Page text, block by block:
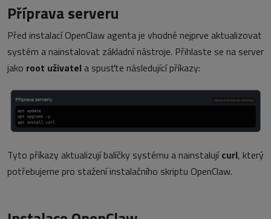
Příprava serveru
Před instalací OpenClaw agenta je vhodné nejprve aktualizovat
systém a nainstalovat základní nástroje. Přihlaste se na server
jako root uživatel a spusťte následující příkazy:
Tyto příkazy aktualizují balíčky systému a nainstalujícurl, který
potřebujeme pro stažení instalačního skriptu OpenClaw.